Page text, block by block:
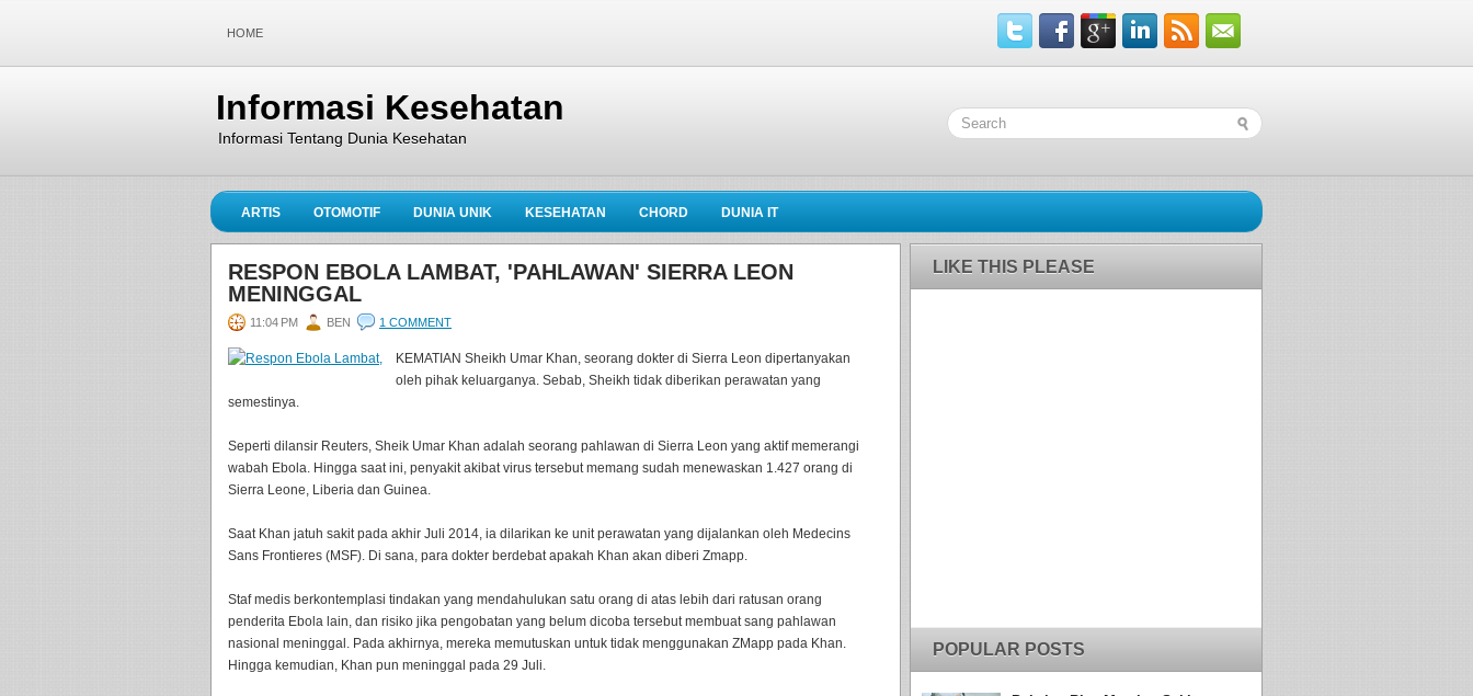
HOME
Informasi Kesehatan
Informasi Tentang Dunia Kesehatan
ARTIS OTOMOTIF DUNIA UNIK KESEHATAN CHORD DUNIA IT
RESPON EBOLA LAMBAT, 'PAHLAWAN' SIERRA LEON
MENINGGAL
11:04 PM BEN 1 COMMENT
KEMATIAN Sheikh Umar Khan, seorang dokter di Sierra Leon dipertanyakan
oleh pihak keluarganya. Sebab, Sheikh tidak diberikan perawatan yang
semestinya.
Seperti dilansir Reuters, Sheik Umar Khan adalah seorang pahlawan di Sierra Leon yang aktif memerangi
wabah Ebola. Hingga saat ini, penyakit akibat virus tersebut memang sudah menewaskan 1.427 orang di
Sierra Leone, Liberia dan Guinea.
Saat Khan jatuh sakit pada akhir Juli 2014, ia dilarikan ke unit perawatan yang dijalankan oleh Medecins
Sans Frontieres (MSF). Di sana, para dokter berdebat apakah Khan akan diberi Zmapp.
Staf medis berkontemplasi tindakan yang mendahulukan satu orang di atas lebih dari ratusan orang
penderita Ebola lain, dan risiko jika pengobatan yang belum dicoba tersebut membuat sang pahlawan
nasional meninggal. Pada akhirnya, mereka memutuskan untuk tidak menggunakan ZMapp pada Khan.
Hingga kemudian, Khan pun meninggal pada 29 Juli.
LIKE THIS PLEASE
POPULAR POSTS